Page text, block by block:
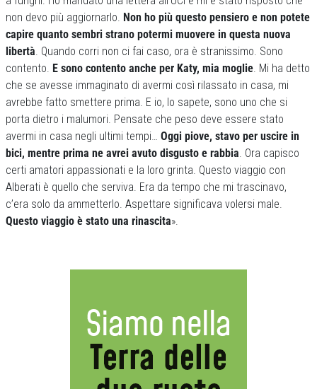
non devo più aggiornarlo. Non ho più questo pensiero e non potete
capire quanto sembri strano potermi muovere in questa nuova
libertà. Quando corri non ci fai caso, ora è stranissimo. Sono
contento. E sono contento anche per Katy, mia moglie. Mi ha detto
che se avesse immaginato di avermi così rilassato in casa, mi
avrebbe fatto smettere prima. E io, lo sapete, sono uno che si
porta dietro i malumori. Pensate che peso deve essere stato
avermi in casa negli ultimi tempi… Oggi piove, stavo per uscire in
bici, mentre prima ne avrei avuto disgusto e rabbia. Ora capisco
certi amatori appassionati e la loro grinta. Questo viaggio con
Alberati è quello che serviva. Era da tempo che mi trascinavo,
c’era solo da ammetterlo. Aspettare significava volersi male.
Questo viaggio è stato una rinascita».